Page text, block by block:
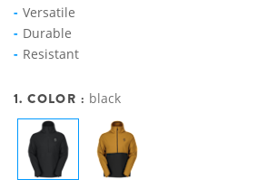
Versatile
Durable
Resistant
1. COLOR : black